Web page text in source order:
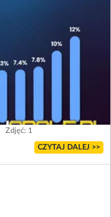
Zdjęć: 1
CZYTAJ DALEJ >>